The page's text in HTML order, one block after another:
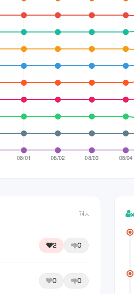
74人
2 0
0 0